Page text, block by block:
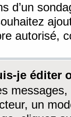
d’un
autorisé,
je éditer
un